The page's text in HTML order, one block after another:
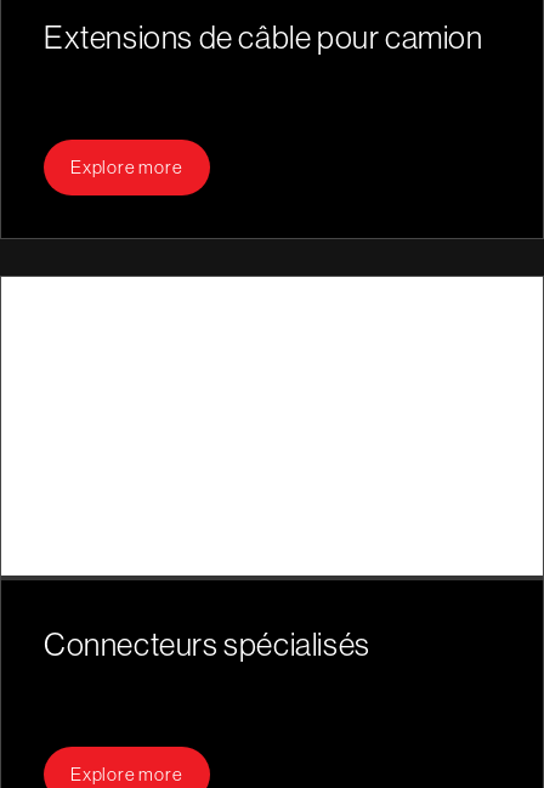
Extensions de câble pour camion
Explore more
Connecteurs spécialisés
Explore more